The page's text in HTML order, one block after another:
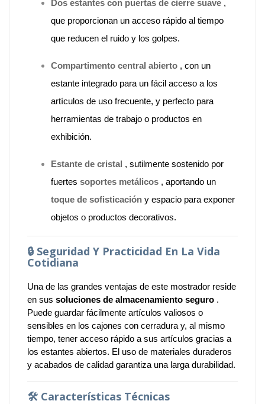
Dos estantes con puertas de cierre suave ,
que proporcionan un acceso rápido al tiempo
que reducen el ruido y los golpes.
Compartimento central abierto , con un
estante integrado para un fácil acceso a los
artículos de uso frecuente, y perfecto para
herramientas de trabajo o productos en
exhibición.
Estante de cristal , sutilmente sostenido por
fuertes soportes metálicos , aportando un
toque de sofisticación y espacio para exponer
objetos o productos decorativos.
🔒 Seguridad Y Practicidad En La Vida
Cotidiana
Una de las grandes ventajas de este mostrador reside
en sus soluciones de almacenamiento seguro .
Puede guardar fácilmente artículos valiosos o
sensibles en los cajones con cerradura y, al mismo
tiempo, tener acceso rápido a sus artículos gracias a
los estantes abiertos. El uso de materiales duraderos
y acabados de calidad garantiza una larga durabilidad.
🛠️ Características Técnicas